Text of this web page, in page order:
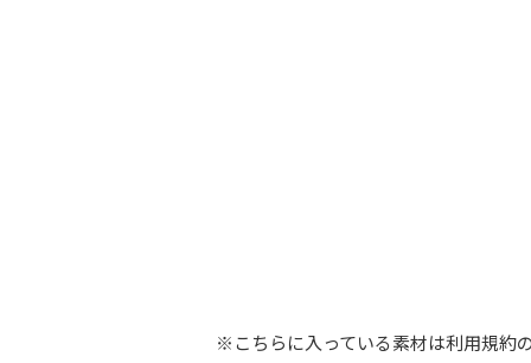
※こちらに入っている素材は利用規約